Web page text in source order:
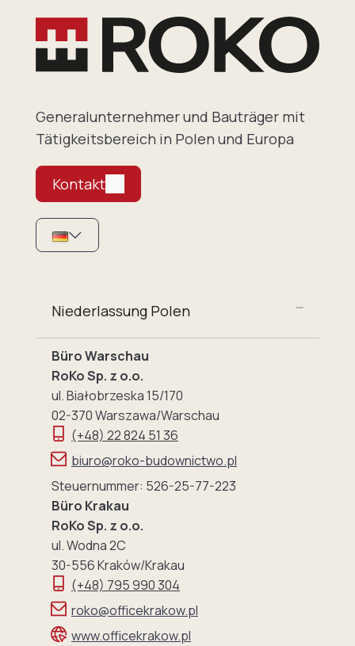
Generalunternehmer und Bauträger mit
Tätigkeitsbereich in Polen und Europa
Kontakt
Niederlassung Polen
Büro Warschau
RoKo Sp. z o.o.
ul. Białobrzeska 15/170
02-370 Warszawa/Warschau
(+48) 22 824 51 36
biuro@roko-budownictwo.pl
Steuernummer: 526-25-77-223
Büro Krakau
RoKo Sp. z o.o.
ul. Wodna 2C
30-556 Kraków/Krakau
(+48) 795 990 304
roko@officekrakow.pl
www.officekrakow.pl